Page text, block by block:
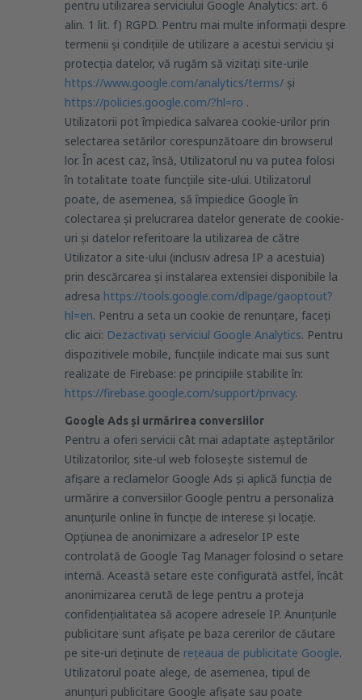
pentru utilizarea serviciului Google Analytics: art. 6
alin. 1 lit. f) RGPD. Pentru mai multe informații despre
termenii și condițiile de utilizare a acestui serviciu și
protecția datelor, vă rugăm să vizitați site-urile
https://www.google.com/analytics/terms/ și
https://policies.google.com/?hl=ro .
Utilizatorii pot împiedica salvarea cookie-urilor prin
selectarea setărilor corespunzătoare din browserul
lor. În acest caz, însă, Utilizatorul nu va putea folosi
în totalitate toate funcțiile site-ului. Utilizatorul
poate, de asemenea, să împiedice Google în
colectarea și prelucrarea datelor generate de cookie-
uri și datelor referitoare la utilizarea de către
Utilizator a site-ului (inclusiv adresa IP a acestuia)
prin descărcarea și instalarea extensiei disponibile la
adresa https://tools.google.com/dlpage/gaoptout?
hl=en. Pentru a seta un cookie de renunțare, faceți
clic aici: Dezactivați serviciul Google Analytics. Pentru
dispozitivele mobile, funcțiile indicate mai sus sunt
realizate de Firebase: pe principiile stabilite în:
https://firebase.google.com/support/privacy.
Google Ads și urmărirea conversiilor
Pentru a oferi servicii cât mai adaptate așteptărilor
Utilizatorilor, site-ul web folosește sistemul de
afișare a reclamelor Google Ads și aplică funcția de
urmărire a conversiilor Google pentru a personaliza
anunțurile online în funcție de interese și locație.
Opțiunea de anonimizare a adreselor IP este
controlată de Google Tag Manager folosind o setare
internă. Această setare este configurată astfel, încât
anonimizarea cerută de lege pentru a proteja
confidențialitatea să acopere adresele IP. Anunțurile
publicitare sunt afișate pe baza cererilor de căutare
pe site-uri deținute de rețeaua de publicitate Google.
Utilizatorul poate alege, de asemenea, tipul de
anunțuri publicitare Google afișate sau poate